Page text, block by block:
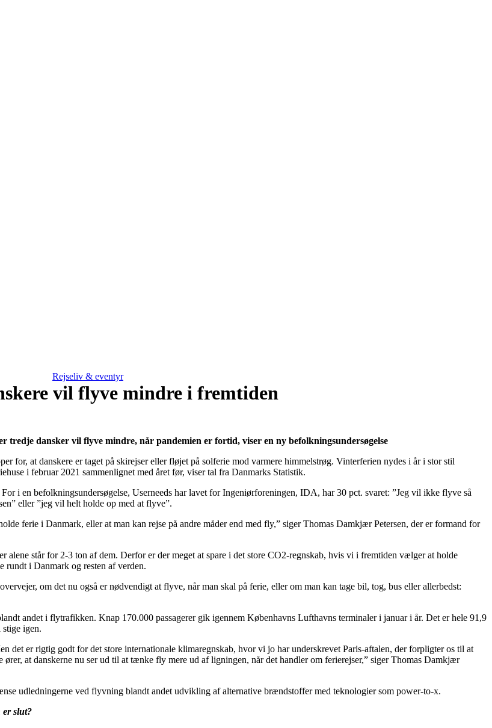
Rejseliv & eventyr
vil flyve mindre i fremtiden
dansker vil flyve mindre, når pandemien er fortid, viser en ny befolkningsundersøgelse
for, at danskere er taget på skirejser eller fløjet på solferie mod varmere himmelstrøg. Vinterferien nydes i år i stor stil
i februar 2021 sammenlignet med året før, viser tal fra Danmarks Statistik.
i en befolkningsundersøgelse, Userneeds har lavet for Ingeniørforeningen, IDA, har 30 pct. svaret: ”Jeg vil ikke flyve så
eller ”jeg vil helt holde op med at flyve”.
ferie i Danmark, eller at man kan rejse på andre måder end med fly,” siger Thomas Damkjær Petersen, der er formand for
står for 2-3 ton af dem. Derfor er der meget at spare i det store CO2-regnskab, hvis vi i fremtiden vælger at holde
rundt i Danmark og resten af verden.
om det nu også er nødvendigt at flyve, når man skal på ferie, eller om man kan tage bil, tog, bus eller allerbedst:
andet i flytrafikken. Knap 170.000 passagerer gik igennem Københavns Lufthavns terminaler i januar i år. Det er hele 91,9
igen.
er rigtig godt for det store internationale klimaregnskab, hvor vi jo har underskrevet Paris-aftalen, der forpligter os til at
at danskerne nu ser ud til at tænke fly mere ud af ligningen, når det handler om ferierejser,” siger Thomas Damkjær
udledningerne ved flyvning blandt andet udvikling af alternative brændstoffer med teknologier som power-to-x.
er slut?